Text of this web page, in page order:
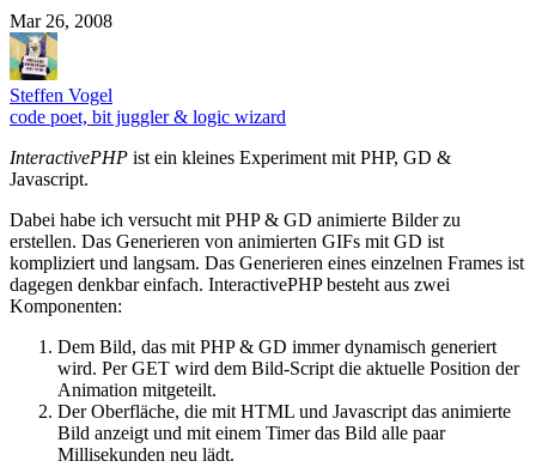
Mar 26, 2008
Steffen Vogel
code poet, bit juggler & logic wizard
InteractivePHP ist ein kleines Experiment mit PHP, GD &
Javascript.
Dabei habe ich versucht mit PHP & GD animierte Bilder zu
erstellen. Das Generieren von animierten GIFs mit GD ist
kompliziert und langsam. Das Generieren eines einzelnen Frames ist
dagegen denkbar einfach. InteractivePHP besteht aus zwei
Komponenten:
Dem Bild, das mit PHP & GD immer dynamisch generiert
wird. Per GET wird dem Bild-Script die aktuelle Position der
Animation mitgeteilt.
Der Oberfläche, die mit HTML und Javascript das animierte
Bild anzeigt und mit einem Timer das Bild alle paar
Millisekunden neu lädt.